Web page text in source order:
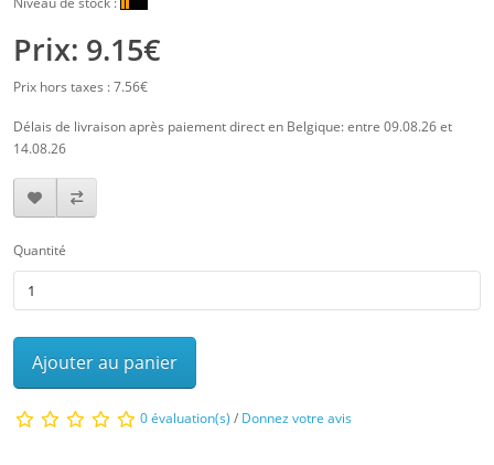
Prix: 9.15€
Prix hors taxes : 7.56€
Délais de livraison après paiement direct en Belgique: entre 09.08.26 et
14.08.26
Quantité
Ajouter au panier
0 évaluation(s) / Donnez votre avis